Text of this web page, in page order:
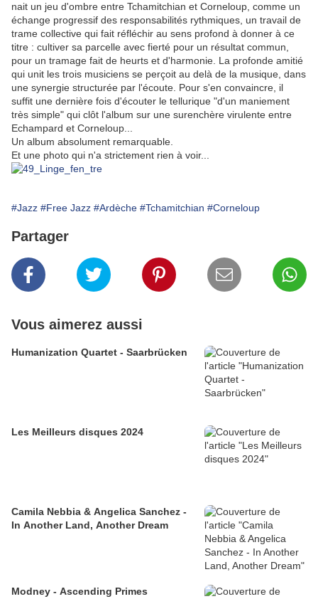
nait un jeu d'ombre entre Tchamitchian et Corneloup, comme un
échange progressif des responsabilités rythmiques, un travail de
trame collective qui fait réfléchir au sens profond à donner à ce
titre : cultiver sa parcelle avec fierté pour un résultat commun,
pour un tramage fait de heurts et d'harmonie. La profonde amitié
qui unit les trois musiciens se perçoit au delà de la musique, dans
une synergie structurée par l'écoute. Pour s'en convaincre, il
suffit une dernière fois d'écouter le tellurique "d'un maniement
très simple" qui clôt l'album sur une surenchère virulente entre
Echampard et Corneloup...
Un album absolument remarquable.
Et une photo qui n'a strictement rien à voir...
#Jazz #Free Jazz #Ardèche #Tchamitchian #Corneloup
Partager
Vous aimerez aussi
Humanization Quartet - Saarbrücken
Les Meilleurs disques 2024
Camila Nebbia & Angelica Sanchez -
In Another Land, Another Dream
Modney - Ascending Primes